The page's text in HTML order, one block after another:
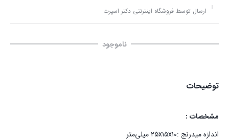
ارسال توسط فروشگاه اینترنتی دکتر اسپرت
ناموجود
توضیحات
مشخصات :
اندازه میدرنج :۲۵x۱۵x۱۰ میلی‌متر